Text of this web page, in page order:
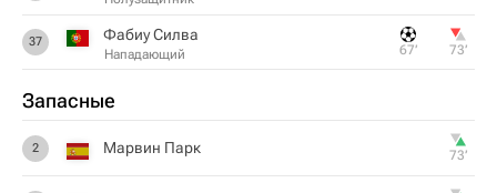
37 Фабиу Силва
Нападающий 67‎’‎ 73‎’‎
Запасные
2 Марвин Парк 73‎’‎